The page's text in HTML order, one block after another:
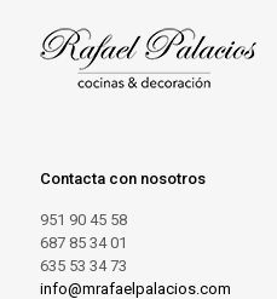
Contacta con nosotros
951 90 45 58
687 85 34 01
635 53 34 73
info@mrafaelpalacios.com